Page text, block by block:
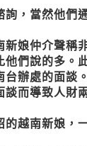
，當然他們
新娘仲介聲稱
們說的多。
辦處的面談。
而導致人財
的越南新娘，